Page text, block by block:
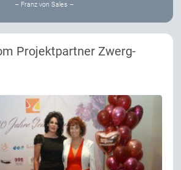
– Franz von Sales –
Projektpartner Zwerg-